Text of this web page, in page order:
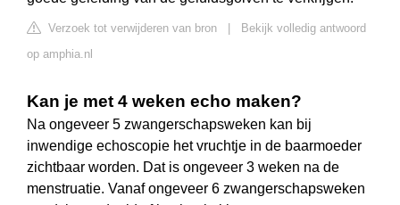
Verzoek tot verwijderen van bron
Bekijk volledig antwoord
op amphia.nl
Kan je met 4 weken echo maken?
Na ongeveer 5 zwangerschapsweken kan bij
inwendige echoscopie het vruchtje in de baarmoeder
zichtbaar worden. Dat is ongeveer 3 weken na de
menstruatie. Vanaf ongeveer 6 zwangerschapsweken